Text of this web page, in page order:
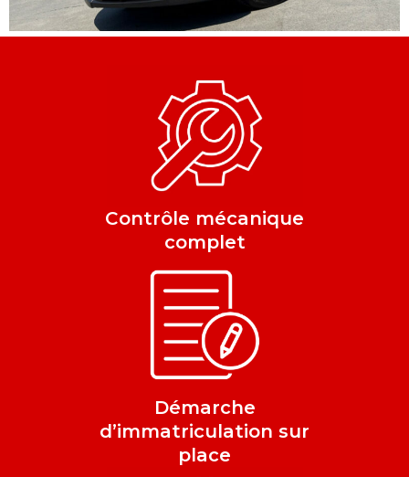
Contrôle mécanique
complet
Démarche
d’immatriculation sur
place